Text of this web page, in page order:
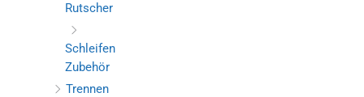
Rutscher
Schleifen
Zubehör
Trennen